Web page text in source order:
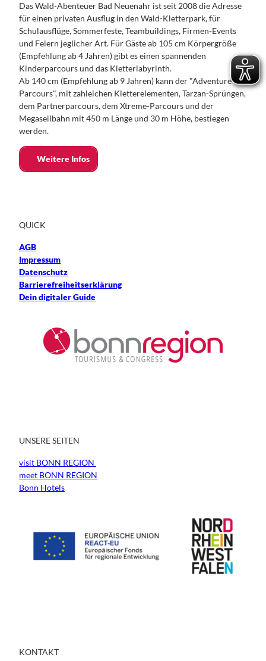
Das Wald-Abenteuer Bad Neuenahr ist seit 2008 die Adresse
für einen privaten Ausflug in den Wald-Kletterpark, für
Schulausflüge, Sommerfeste, Teambuildings, Firmen-Events
und Feiern jeglicher Art. Für Gäste ab 105 cm Körpergröße
(Empfehlung ab 4 Jahren) gibt es einen spannenden
Kinderparcours und das Kletterlabyrinth.
Ab 140 cm (Empfehlung ab 9 Jahren) kann der "Adventure-
Parcours", mit zahleichen Kletterelementen, Tarzan-Sprüngen,
dem Partnerparcours, dem Xtreme-Parcours und der
Megaseilbahn mit 450 m Länge und 30 m Höhe, bestiegen
werden.
Weitere Infos
QUICK
AGB
Impressum
Datenschutz
Barrierefreiheitserklärung
Dein digitaler Guide
UNSERE SEITEN
visit BONN REGION
meet BONN REGION
Bonn Hotels
KONTAKT